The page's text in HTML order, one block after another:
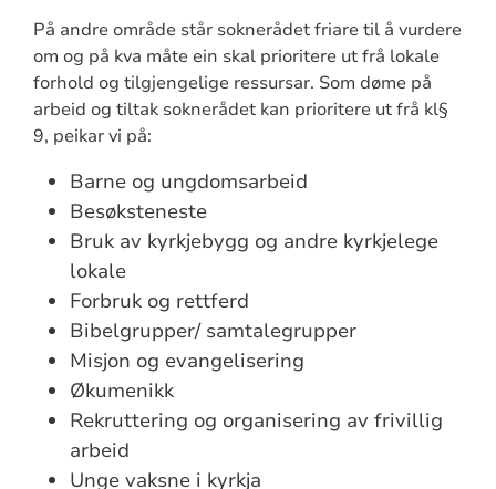
På andre område står soknerådet friare til å vurdere
om og på kva måte ein skal prioritere ut frå lokale
forhold og tilgjengelige ressursar. Som døme på
arbeid og tiltak soknerådet kan prioritere ut frå kl§
9, peikar vi på:
Barne og ungdomsarbeid
Besøksteneste
Bruk av kyrkjebygg og andre kyrkjelege
lokale
Forbruk og rettferd
Bibelgrupper/ samtalegrupper
Misjon og evangelisering
Økumenikk
Rekruttering og organisering av frivillig
arbeid
Unge vaksne i kyrkja